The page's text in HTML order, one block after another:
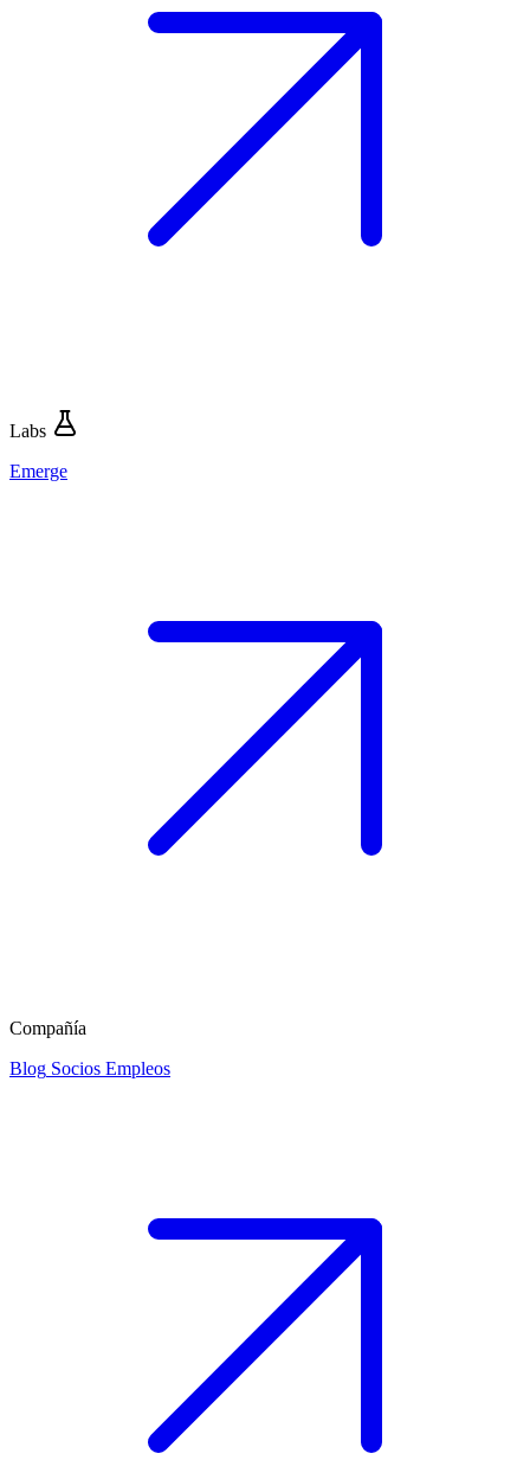
Labs
Emerge
Compañía
Blog Socios Empleos